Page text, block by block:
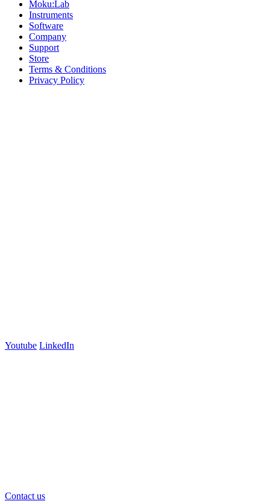
Moku:Lab
Instruments
Software
Company
Support
Store
Terms & Conditions
Privacy Policy
Youtube LinkedIn
Contact us